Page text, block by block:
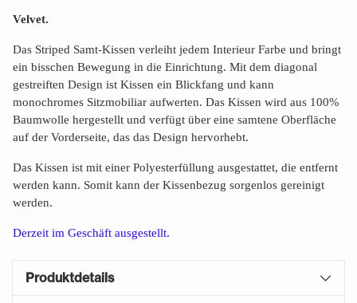
Velvet.
Das Striped Samt-Kissen verleiht jedem Interieur Farbe und bringt
ein bisschen Bewegung in die Einrichtung. Mit dem diagonal
gestreiften Design ist Kissen ein Blickfang und kann
monochromes Sitzmobiliar aufwerten. Das Kissen wird aus 100%
Baumwolle hergestellt und verfügt über eine samtene Oberfläche
auf der Vorderseite, das das Design hervorhebt.
Das Kissen ist mit einer Polyesterfüllung ausgestattet, die entfernt
werden kann. Somit kann der Kissenbezug sorgenlos gereinigt
werden.
Derzeit im Geschäft ausgestellt.
Produktdetails